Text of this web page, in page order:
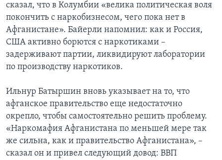
сказал, что в Колумбии «велика политическая воля
покончить с наркобизнесом, чего пока нет в
Афганистане». Байерли напомнил: как и Россия,
США активно борются с наркотиками –
задерживают партии, ликвидируют лаборатории
по производству наркотиков.
Ильнур Батыршин вновь указывает на то, что
афганское правительство еще недостаточно
окрепло, чтобы самостоятельно решить проблему.
«Наркомафия Афганистана по меньшей мере так
же сильна, как и правительство Афганистана», –
сказал он и привел следующий довод: ВВП